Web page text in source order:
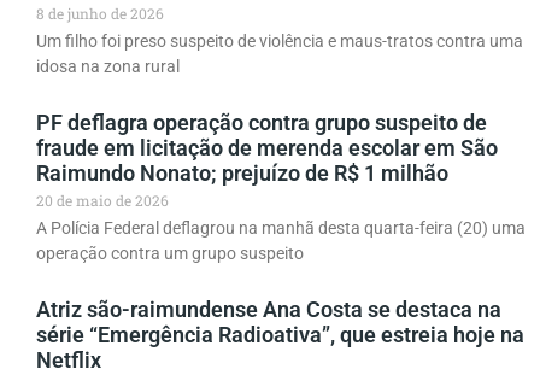
8 de junho de 2026
Um filho foi preso suspeito de violência e maus-tratos contra uma
idosa na zona rural
PF deflagra operação contra grupo suspeito de
fraude em licitação de merenda escolar em São
Raimundo Nonato; prejuízo de R$ 1 milhão
20 de maio de 2026
A Polícia Federal deflagrou na manhã desta quarta-feira (20) uma
operação contra um grupo suspeito
Atriz são-raimundense Ana Costa se destaca na
série “Emergência Radioativa”, que estreia hoje na
Netflix